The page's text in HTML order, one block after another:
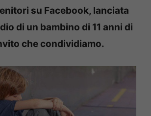
su Facebook, lanciata
di un bambino di 11 anni di
che condividiamo.